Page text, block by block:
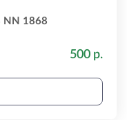
NN 1868
500 р.